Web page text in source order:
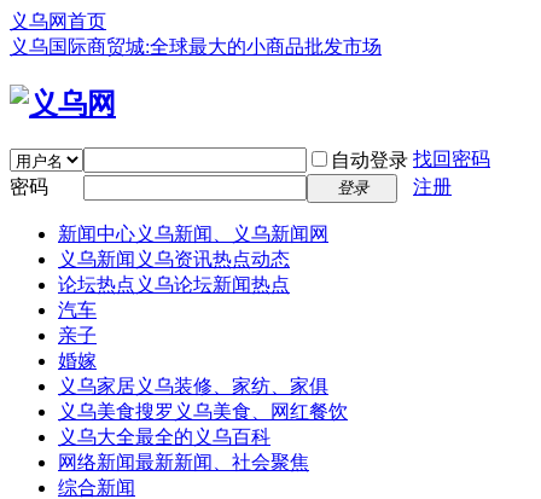
义乌网首页
义乌国际商贸城:全球最大的小商品批发市场
自动登录 找回密码
密码
登录 注册
新闻中心义乌新闻、义乌新闻网
义乌新闻 义乌资讯热点动态
论坛热点 义乌论坛新闻热点
汽车
亲子
婚嫁
义乌家居义乌装修、家纺、家俱
义乌美食搜罗义乌美食、网红餐饮
义乌大全最全的义乌百科
网络新闻最新新闻、社会聚焦
综合新闻